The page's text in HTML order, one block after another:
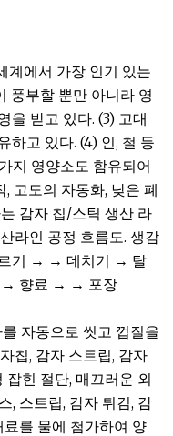
계에서 가장 인기 있는
풍부할 뿐만 아니라 영
을 받고 있다. (3) 고대
하고 있다. (4) 인, 철 등
지 영양소도 함유되어
고도의 자동화, 낮은 폐
감자 칩/스틱 생산 라
라인 공정 흐름도. 생감
기 → → 데치기 → 탈
향료 → → 포장
자동으로 씻고 껍질을
칩, 감자 스트립, 감자
잡힌 절단, 매끄러운 외
, 스트립, 감자 튀김, 감
를 물에 첨가하여 양